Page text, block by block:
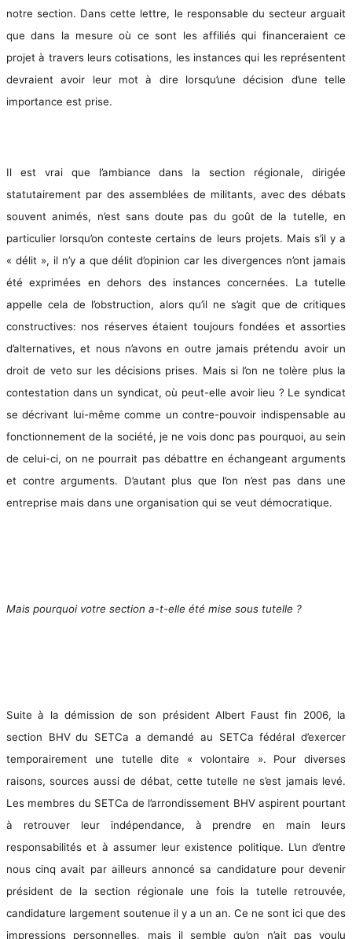
notre section. Dans cette lettre, le responsable du secteur arguait
que dans la mesure où ce sont les affiliés qui financeraient ce
projet à travers leurs cotisations, les instances qui les représentent
devraient avoir leur mot à dire lorsqu’une décision d’une telle
importance est prise.
Il est vrai que l’ambiance dans la section régionale, dirigée
statutairement par des assemblées de militants, avec des débats
souvent animés, n’est sans doute pas du goût de la tutelle, en
particulier lorsqu’on conteste certains de leurs projets. Mais s’il y a
« délit », il n’y a que délit d’opinion car les divergences n’ont jamais
été exprimées en dehors des instances concernées. La tutelle
appelle cela de l’obstruction, alors qu’il ne s’agit que de critiques
constructives: nos réserves étaient toujours fondées et assorties
d’alternatives, et nous n’avons en outre jamais prétendu avoir un
droit de veto sur les décisions prises. Mais si l’on ne tolère plus la
contestation dans un syndicat, où peut-elle avoir lieu ? Le syndicat
se décrivant lui-même comme un contre-pouvoir indispensable au
fonctionnement de la société, je ne vois donc pas pourquoi, au sein
de celui-ci, on ne pourrait pas débattre en échangeant arguments
et contre arguments. D’autant plus que l’on n’est pas dans une
entreprise mais dans une organisation qui se veut démocratique.
Mais pourquoi votre section a-t-elle été mise sous tutelle ?
Suite à la démission de son président Albert Faust fin 2006, la
section BHV du SETCa a demandé au SETCa fédéral d’exercer
temporairement une tutelle dite « volontaire ». Pour diverses
raisons, sources aussi de débat, cette tutelle ne s’est jamais levé.
Les membres du SETCa de l’arrondissement BHV aspirent pourtant
à retrouver leur indépendance, à prendre en main leurs
responsabilités et à assumer leur existence politique. L’un d’entre
nous cinq avait par ailleurs annoncé sa candidature pour devenir
président de la section régionale une fois la tutelle retrouvée,
candidature largement soutenue il y a un an. Ce ne sont ici que des
impressions personnelles, mais il semble qu’on n’ait pas voulu